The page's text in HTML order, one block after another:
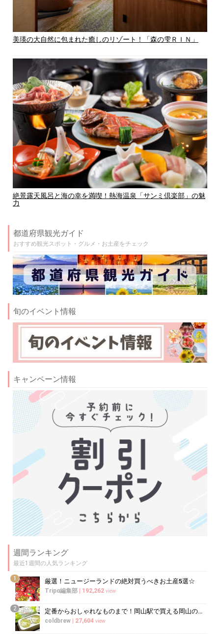
美瑛の大自然に包まれた癒しのリゾート！「森の雫ＲＩＮ」
絶景露天風呂と海の幸を満喫！熱海温泉「サンミ倶楽部」の魅
力
都道府県観光ガイド
おすすめ観光スポット・グルメ・お土産をチェック
旬のイベント情報
キャンペーン情報
週間ランキング
最近1週間の人気ランキング
1 厳選！ニュージーランドの絶対買うべきお土産5選☆
Tripα編集部 | 192,262 view
2 定番からおしゃれなものまで！岡山駅で買える岡山のお土産10選
coldbrew | 27,604 view